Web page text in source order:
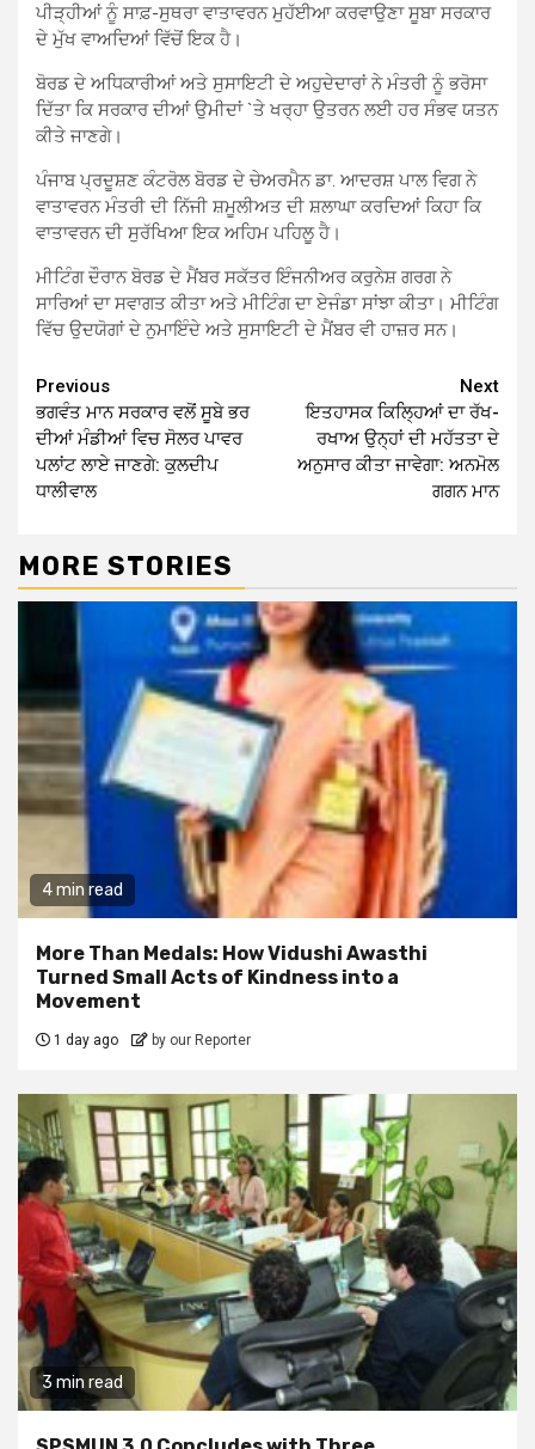
ਪੀੜ੍ਹੀਆਂ ਨੂੰ ਸਾਫ਼-ਸੁਥਰਾ ਵਾਤਾਵਰਨ ਮੁਹੱਈਆ ਕਰਵਾਉਣਾ ਸੂਬਾ ਸਰਕਾਰ
ਦੇ ਮੁੱਖ ਵਾਅਦਿਆਂ ਵਿੱਚੋਂ ਇਕ ਹੈ।
ਬੋਰਡ ਦੇ ਅਧਿਕਾਰੀਆਂ ਅਤੇ ਸੁਸਾਇਟੀ ਦੇ ਅਹੁਦੇਦਾਰਾਂ ਨੇ ਮੰਤਰੀ ਨੂੰ ਭਰੋਸਾ
ਦਿੱਤਾ ਕਿ ਸਰਕਾਰ ਦੀਆਂ ਉਮੀਦਾਂ `ਤੇ ਖਰ੍ਹਾ ਉਤਰਨ ਲਈ ਹਰ ਸੰਭਵ ਯਤਨ
ਕੀਤੇ ਜਾਣਗੇ।
ਪੰਜਾਬ ਪ੍ਰਦੂਸ਼ਣ ਕੰਟਰੋਲ ਬੋਰਡ ਦੇ ਚੇਅਰਮੈਨ ਡਾ. ਆਦਰਸ਼ ਪਾਲ ਵਿਗ ਨੇ
ਵਾਤਾਵਰਨ ਮੰਤਰੀ ਦੀ ਨਿੱਜੀ ਸ਼ਮੂਲੀਅਤ ਦੀ ਸ਼ਲਾਘਾ ਕਰਦਿਆਂ ਕਿਹਾ ਕਿ
ਵਾਤਾਵਰਨ ਦੀ ਸੁਰੱਖਿਆ ਇਕ ਅਹਿਮ ਪਹਿਲੂ ਹੈ।
ਮੀਟਿੰਗ ਦੌਰਾਨ ਬੋਰਡ ਦੇ ਮੈਂਬਰ ਸਕੱਤਰ ਇੰਜਨੀਅਰ ਕਰੁਨੇਸ਼ ਗਰਗ ਨੇ
ਸਾਰਿਆਂ ਦਾ ਸਵਾਗਤ ਕੀਤਾ ਅਤੇ ਮੀਟਿੰਗ ਦਾ ਏਜੰਡਾ ਸਾਂਝਾ ਕੀਤਾ। ਮੀਟਿੰਗ
ਵਿੱਚ ਉਦਯੋਗਾਂ ਦੇ ਨੁਮਾਇੰਦੇ ਅਤੇ ਸੁਸਾਇਟੀ ਦੇ ਮੈਂਬਰ ਵੀ ਹਾਜ਼ਰ ਸਨ।
Continue
Reading
Previous
ਭਗਵੰਤ ਮਾਨ ਸਰਕਾਰ ਵਲੋਂ ਸੂਬੇ ਭਰ
ਦੀਆਂ ਮੰਡੀਆਂ ਵਿਚ ਸੋਲਰ ਪਾਵਰ
ਪਲਾਂਟ ਲਾਏ ਜਾਣਗੇ: ਕੁਲਦੀਪ
ਧਾਲੀਵਾਲ
Next
ਇਤਹਾਸਕ ਕਿਲ੍ਹਿਆਂ ਦਾ ਰੱਖ-
ਰਖਾਅ ਉਨ੍ਹਾਂ ਦੀ ਮਹੱਤਤਾ ਦੇ
ਅਨੁਸਾਰ ਕੀਤਾ ਜਾਵੇਗਾ: ਅਨਮੋਲ
ਗਗਨ ਮਾਨ
MORE STORIES
4 min read
More Than Medals: How Vidushi Awasthi
Turned Small Acts of Kindness into a
Movement
1 day ago by our Reporter
3 min read